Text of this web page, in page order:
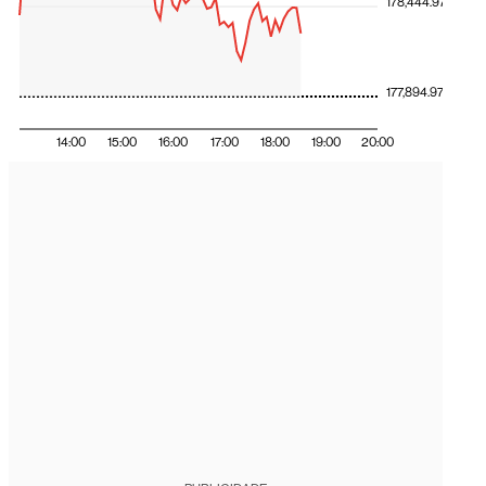
14:00 15:00 16:00 17:00 18:00 19:00 20:00
177,894.97